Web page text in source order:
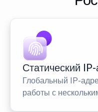
Статический
Глобальный IP-
работы с